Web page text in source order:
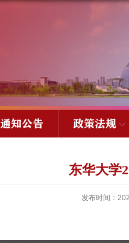
通知公告 政策法规
东华大学
发布时间：